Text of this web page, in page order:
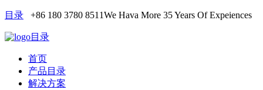
目录 +86 180 3780 8511We Hava More 35 Years Of Expeiences
目录
首页
产品目录
解决方案